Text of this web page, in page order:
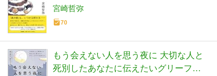
回目で死んだのか？ (単行本)
宮崎哲弥
70
もう会えない人を思う夜に 大切な人と
死別したあなたに伝えたいグリーフケ